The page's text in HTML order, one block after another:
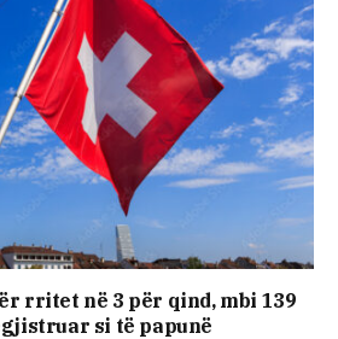
rritet në 3 për qind, mbi 139
si të papunë